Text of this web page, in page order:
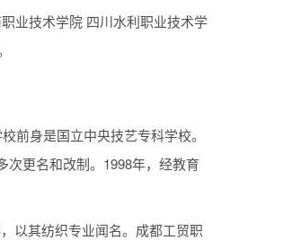
业技术学院 四川水利职业技术学
前身是国立中央技艺专科学校。
次更名和改制。1998年，经教育
以其纺织专业闻名。成都工贸职